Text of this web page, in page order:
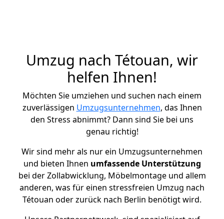
Umzug nach Tétouan, wir
helfen Ihnen!
Möchten Sie umziehen und suchen nach einem
zuverlässigen Umzugsunternehmen, das Ihnen
den Stress abnimmt? Dann sind Sie bei uns
genau richtig!
Wir sind mehr als nur ein Umzugsunternehmen
und bieten Ihnen umfassende Unterstützung
bei der Zollabwicklung, Möbelmontage und allem
anderen, was für einen stressfreien Umzug nach
Tétouan oder zurück nach Berlin benötigt wird.